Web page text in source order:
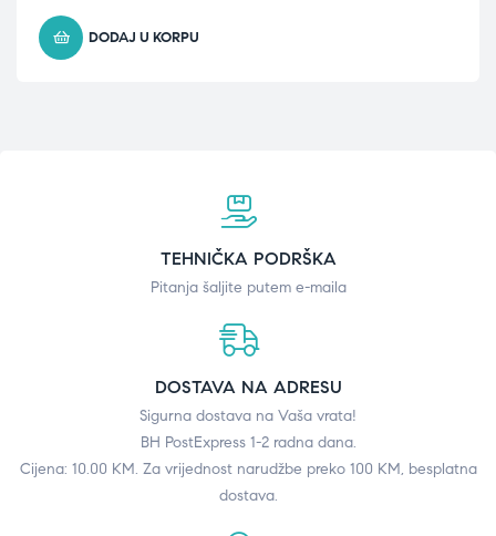
DODAJ U KORPU
TEHNIČKA PODRŠKA
Pitanja šaljite putem e-maila
DOSTAVA NA ADRESU
Sigurna dostava na Vaša vrata!
BH PostExpress 1-2 radna dana.
Cijena: 10.00 KM. Za vrijednost narudžbe preko 100 KM, besplatna
dostava.